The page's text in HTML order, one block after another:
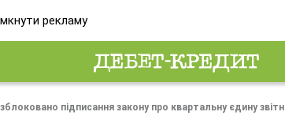
рекламу
підписання закону про квартальну єдину